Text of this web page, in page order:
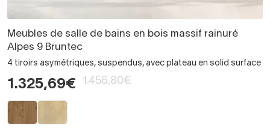
Meubles de salle de bains en bois massif rainuré
Alpes 9 Bruntec
4 tiroirs asymétriques, suspendus, avec plateau en solid surface
1.325,69€ 1.456,80€